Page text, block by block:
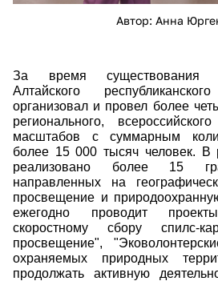
Автор: Анна
За время существования
Алтайского
организовал и провел более
регионального,
масштабов с суммарным
более 15 000 тысяч человек. В
реализовано более 15
направленных на
просвещение и
ежегодно проводит
скоростному сбору спилс-
просвещение",
охраняемых природных
продолжать активную